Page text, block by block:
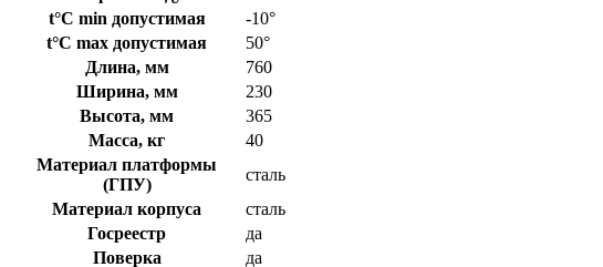
t°C min допустимая
-10°
t°C max допустимая
50°
Длина, мм
760
Ширина, мм
230
Высота, мм
365
Масса, кг
40
Материал платформы
(ГПУ)
сталь
Материал корпуса
сталь
Госреестр
да
Поверка
да